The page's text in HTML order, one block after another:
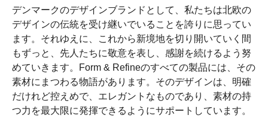
デンマークのデザインブランドとして、私たちは北欧の
デザインの伝統を受け継いでいることを誇りに思ってい
ます。それゆえに、これから新境地を切り開いていく間
もずっと、先人たちに敬意を表し、感謝を続けるよう努
めていきます。Form & Refineのすべての製品には、その
素材にまつわる物語があります。そのデザインは、明確
だけれど控えめで、エレガントなものであり、素材の持
つ力を最大限に発揮できるようにサポートしています。